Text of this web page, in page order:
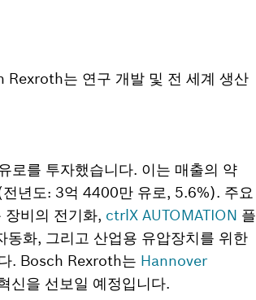
Rexroth는 연구 개발 및 전 세계 생산
를 투자했습니다. 이는 매출의 약
년도: 3억 4400만 유로, 5.6%). 주요
장비의 전기화, ctrlX AUTOMATION 플
동화, 그리고 산업용 유압장치를 위한
. Bosch Rexroth는 Hannover
신을 선보일 예정입니다.